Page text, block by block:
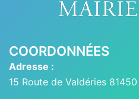
COORDONNÉES
Adresse :
15 Route de Valdéries